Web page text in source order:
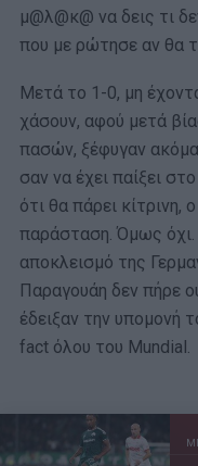
μ@λ@κ@ να δεις τι
που με ρώτησε αν θα
Μετά το 1-0, μη
χάσουν, αφού μετά
πασών, ξέφυγαν
σαν να έχει παίξει
ότι θα πάρει
παράσταση. Όμως
αποκλεισμό της
Παραγουάη δεν πήρε
έδειξαν την υπομονή
fact όλου του Mundial.